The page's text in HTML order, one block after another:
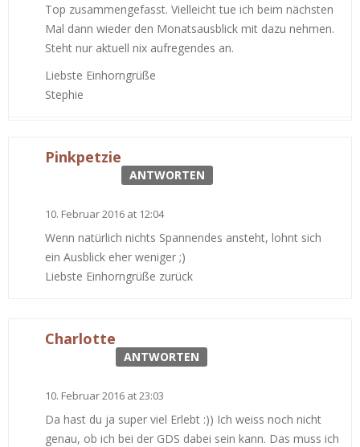
Top zusammengefasst. Vielleicht tue ich beim nächsten
Mal dann wieder den Monatsausblick mit dazu nehmen.
Steht nur aktuell nix aufregendes an.
Liebste Einhorngrüße
Stephie
Pinkpetzie
ANTWORTEN
10. Februar 2016 at 12:04
Wenn natürlich nichts Spannendes ansteht, lohnt sich
ein Ausblick eher weniger ;)
Liebste Einhorngrüße zurück
Charlotte
ANTWORTEN
10. Februar 2016 at 23:03
Da hast du ja super viel Erlebt :)) Ich weiss noch nicht
genau, ob ich bei der GDS dabei sein kann. Das muss ich